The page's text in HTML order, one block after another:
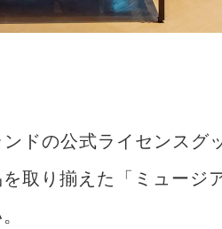
ドの公式ライセンスグ
取り揃えた「ミュージ